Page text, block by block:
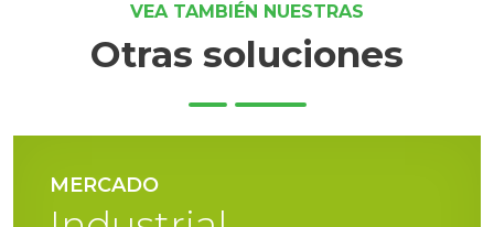
VEA TAMBIÉN NUESTRAS
Otras soluciones
MERCADO